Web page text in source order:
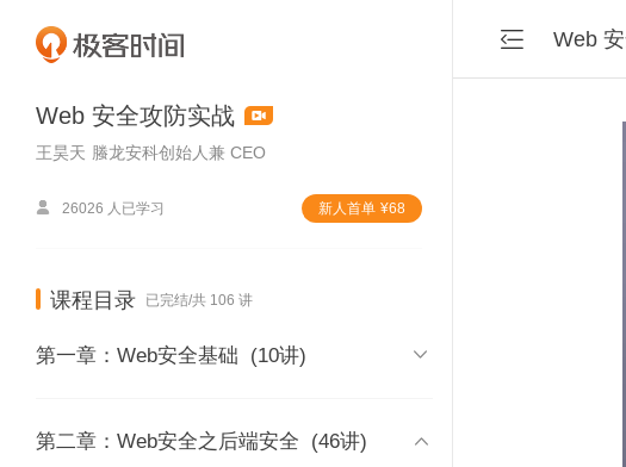
Web 安全攻防实战
王昊天 螣龙安科创始人兼 CEO
 26026 人已学习 新⼈⾸单 ¥68
课程目录 已完结/共 106 讲
第一章：Web安全基础 (10讲) 
01 | 课程介绍
第二章：Web安全之后端安全 (46讲) 
 Web